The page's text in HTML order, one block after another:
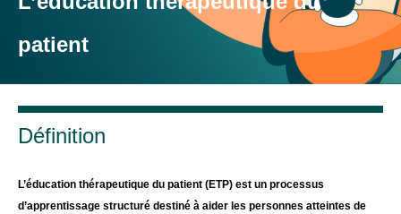
patient
Définition
L’éducation thérapeutique du patient (ETP) est un processus
d’apprentissage structuré destiné à aider les personnes atteintes de